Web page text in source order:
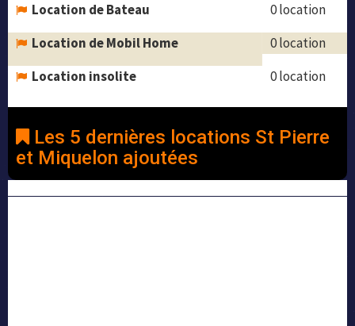
Location de Bateau
0 location
Location de Mobil Home
0 location
Location insolite
0 location
Les 5 dernières locations St Pierre
et Miquelon ajoutées